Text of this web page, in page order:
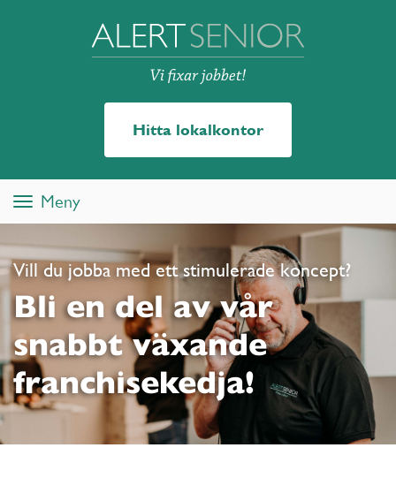
Hitta lokalkontor
Toggle
navigation
Meny
Vill du jobba med ett stimulerade koncept?
Bli en del av vår
snabbt växande
franchisekedja!